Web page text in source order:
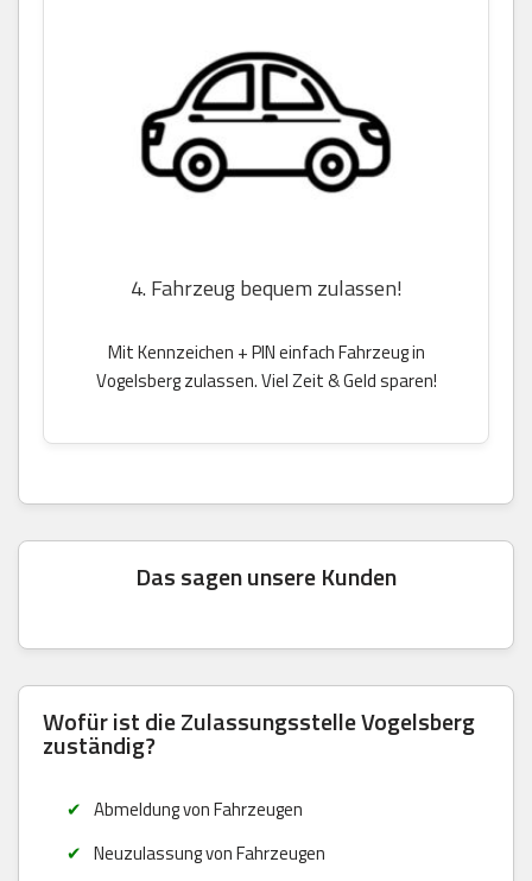
4. Fahrzeug bequem zulassen!
Mit Kennzeichen + PIN einfach Fahrzeug in
Vogelsberg zulassen. Viel Zeit & Geld sparen!
Das sagen unsere Kunden
Wofür ist die Zulassungsstelle Vogelsberg
zuständig?
Abmeldung von Fahrzeugen
Neuzulassung von Fahrzeugen